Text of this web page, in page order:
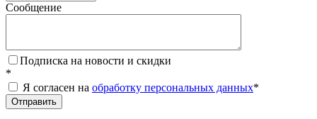
Сообщение
Подписка на новости и скидки
*
Я согласен на обработку персональных данных*